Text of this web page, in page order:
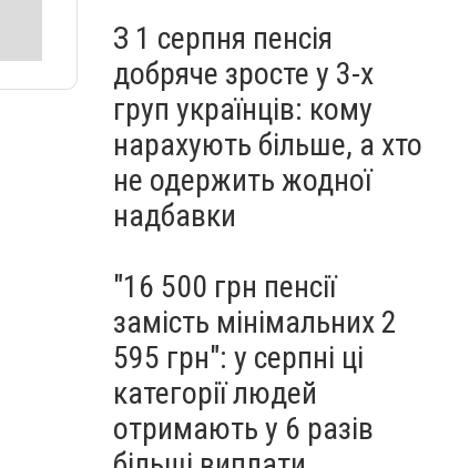
З 1 серпня пенсія
добряче зросте у 3-х
груп українців: кому
нарахують більше, а хто
не одержить жодної
надбавки
"16 500 грн пенсії
замість мінімальних 2
595 грн": у серпні ці
категорії людей
отримають у 6 разів